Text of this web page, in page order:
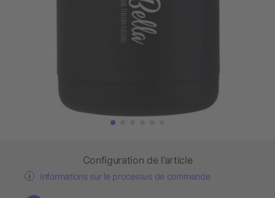
Configuration de l’article
Informations sur le processus de commande